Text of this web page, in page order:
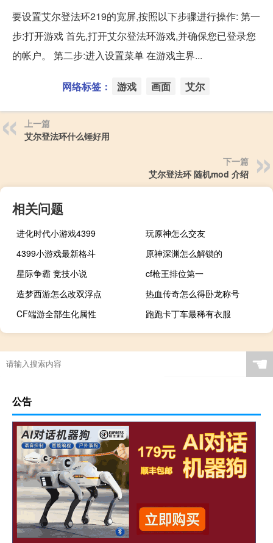
要设置艾尔登法环219的宽屏,按照以下步骤进行操作: 第一
步:打开游戏 首先,打开艾尔登法环游戏,并确保您已登录您
的帐户。 第二步:进入设置菜单 在游戏主界...
网络标签： 游戏 画面 艾尔
上一篇
艾尔登法环什么锤好用
下一篇
艾尔登法环 随机mod 介绍
相关问题
进化时代小游戏4399
玩原神怎么交友
4399小游戏最新格斗
原神深渊怎么解锁的
星际争霸 竞技小说
cf枪王排位第一
造梦西游怎么改双浮点
热血传奇怎么得卧龙称号
CF端游全部生化属性
跑跑卡丁车最稀有衣服
☚
公告